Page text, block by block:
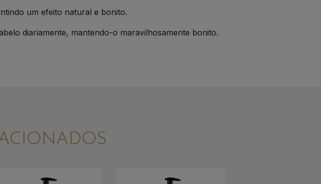
um efeito natural e bonito.
diariamente, mantendo-o maravilhosamente bonito.